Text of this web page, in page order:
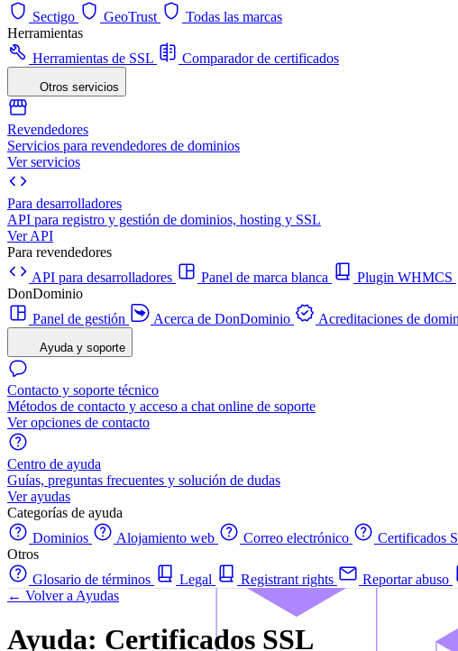
Sectigo
GeoTrust
Todas las marcas
Herramientas
Herramientas de SSL
Comparador de certificados
Otros servicios
Revendedores
Servicios para revendedores de dominios
Ver servicios
Para desarrolladores
API para registro y gestión de dominios, hosting y SSL
Ver API
Para revendedores
API para desarrolladores
Panel de marca blanca Plugin WHMCS
DonDominio
Panel de gestión
Acerca de DonDominio Acreditaciones de
Ayuda y soporte
Contacto y soporte técnico
Métodos de contacto y acceso a chat online de soporte
Ver opciones de contacto
Centro de ayuda
Guías, preguntas frecuentes y solución de dudas
Ver ayudas
Categorías de ayuda
Dominios
Alojamiento web Correo electrónico Certificados
Otros
Glosario de términos
Legal Registrant rights Reportar abuso
← Volver a Ayudas
Ayuda: Certificados SSL